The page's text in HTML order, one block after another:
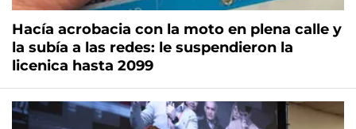
Hacía acrobacia con la moto en plena calle y
la subía a las redes: le suspendieron la
licenica hasta 2099